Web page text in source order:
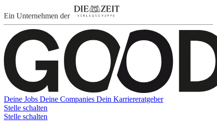
Ein Unternehmen der
Deine Jobs Deine Companies Dein Karriereratgeber
Stelle schalten
Stelle schalten